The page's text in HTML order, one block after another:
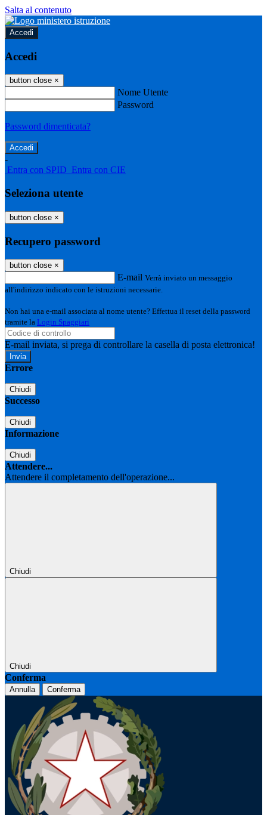
Salta al contenuto
Accedi
Accedi
button close ×
Nome Utente
Password
Password dimenticata?
-
Entra con SPID Entra con CIE
Seleziona utente
button close ×
Recupero password
button close ×
E-mail Verrà inviato un messaggio
all'indirizzo indicato con le istruzioni necessarie.
Non hai una e-mail associata al nome utente? Effettua il reset della password
tramite la Login Spaggiari
E-mail inviata, si prega di controllare la casella di posta elettronica!
Errore
Chiudi
Successo
Chiudi
Informazione
Chiudi
Attendere...
Attendere il completamento dell'operazione...
Chiudi
Chiudi
Conferma
Annulla Conferma